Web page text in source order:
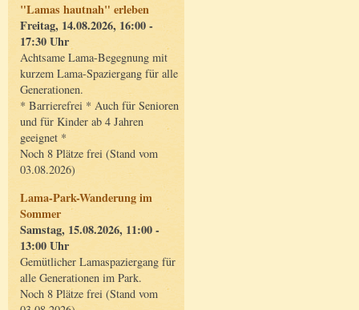
"Lamas hautnah" erleben
Freitag, 14.08.2026, 16:00 -
17:30 Uhr
Achtsame Lama-Begegnung mit
kurzem Lama-Spaziergang für alle
Generationen.
* Barrierefrei * Auch für Senioren
und für Kinder ab 4 Jahren
geeignet *
Noch 8 Plätze frei (Stand vom
03.08.2026)
Lama-Park-Wanderung im
Sommer
Samstag, 15.08.2026, 11:00 -
13:00 Uhr
Gemütlicher Lamaspaziergang für
alle Generationen im Park.
Noch 8 Plätze frei (Stand vom